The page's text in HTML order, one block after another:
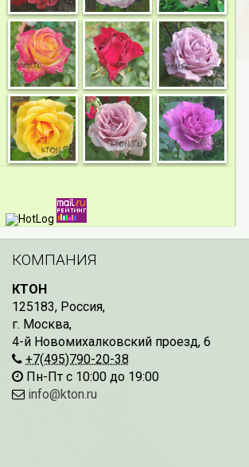
КОМПАНИЯ
КТОН
125183, Россия,
г. Москва,
4-й Новомихалковский проезд, 6
+7(495)790-20-38
Пн-Пт с 10:00 до 19:00
info@kton.ru